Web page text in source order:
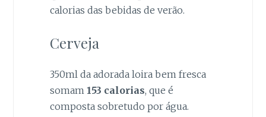
calorias das bebidas de verão.
Cerveja
350ml da adorada loira bem fresca
somam 153 calorias, que é
composta sobretudo por água.
e
comportamento
ao visitar o
nosso site,